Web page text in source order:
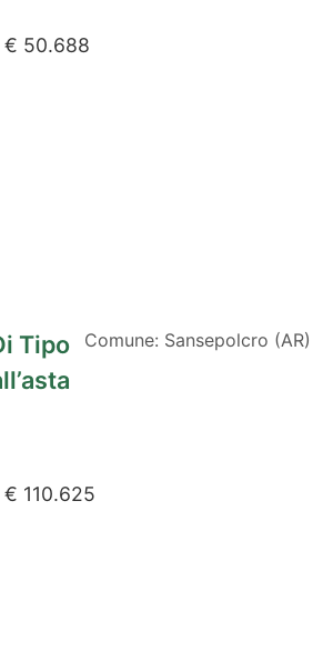
€ 50.688
Tipo
Comune: Sansepolcro (AR)
110.625